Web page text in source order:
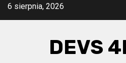
Przejdź
6 sierpnia, 2026
DEVS